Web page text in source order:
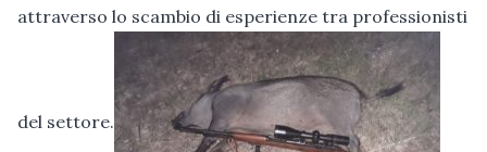
attraverso lo scambio di esperienze tra professionisti
del settore.